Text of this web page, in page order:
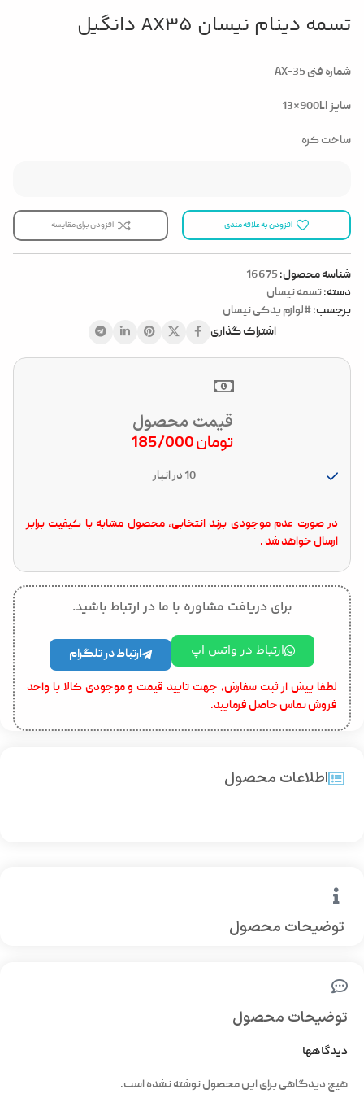
تسمه دینام نیسان AX35 دانگیل
شماره فنی AX-35
13*900LI سایز
ساخت کره
افزودن به علاقه مندی افزودن برای مقایسه
شناسه محصول:16675
دسته:تسمه نیسان
برچسب:#لوازم یدکی نیسان
اشتراک گذاری
قیمت محصول
تومان
10 در انبار
در صورت عدم موجودی برند انتخابی، محصول مشابه با کیفیت برابر
ارسال خواهد شد .
برای دریافت مشاوره با ما در ارتباط باشید.
ارتباط در واتس اپ ارتباط در تلگرام
لطفا پیش از ثبت سفارش، جهت تایید قیمت و موجودی کالا با واحد
فروش تماس حاصل فرمایید.
توضیحات محصول
اطلاعات محصول
توضیحات محصول
دیدگاهها
هیچ دیدگاهی برای این محصول نوشته نشده است.